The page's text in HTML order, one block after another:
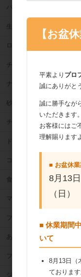
バター
生クリーム
ロングライフ牛乳
チーズ
ナッツ
砂糖
チョコレート
ドライフルーツ
ココア
食用油
マーガリン
フィリング
あんこ
フルーツ（果物）缶詰
ジャム
【お盆
平素より プロ
誠にありがと
誠に勝手なが
いただきます。
お客様にはご
理解賜ります
■ お盆休業
8月13
（日）
■ 休業期間
いて
8月13日（
ておりま